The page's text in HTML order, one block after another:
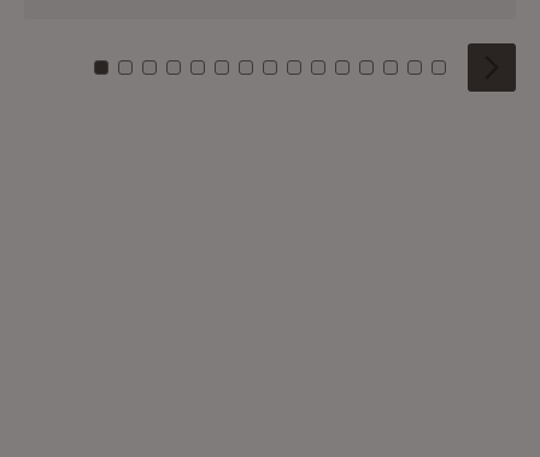
Zu Kachel: 0
Zu Kachel: 1
Zu Kachel: 2
Zu Kachel: 3
Zu Kachel: 4
Zu Kachel: 5
Zu Kachel: 6
Zu Kachel: 7
Zu Kachel: 8
Zu Kachel: 9
Zu Kachel: 10
Zu Kachel: 11
Zu Kachel: 12
Zu Kachel:
Zu